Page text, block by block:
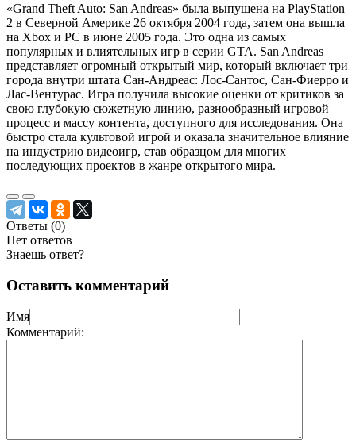
«Grand Theft Auto: San Andreas» была выпущена на PlayStation
2 в Северной Америке 26 октября 2004 года, затем она вышла
на Xbox и PC в июне 2005 года. Это одна из самых
популярных и влиятельных игр в серии GTA. San Andreas
представляет огромный открытый мир, который включает три
города внутри штата Сан-Андреас: Лос-Сантос, Сан-Фиерро и
Лас-Вентурас. Игра получила высокие оценки от критиков за
свою глубокую сюжетную линию, разнообразный игровой
процесс и массу контента, доступного для исследования. Она
быстро стала культовой игрой и оказала значительное влияние
на индустрию видеоигр, став образцом для многих
последующих проектов в жанре открытого мира.
Ответы (0)
Нет ответов
Знаешь ответ?
Оставить комментарий
Имя
Комментарий: